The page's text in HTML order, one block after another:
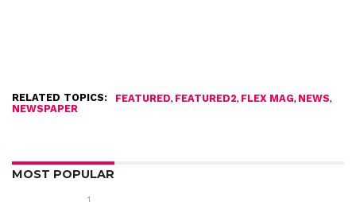
RELATED TOPICS: FEATURED, FEATURED2, FLEX MAG, NEWS,
NEWSPAPER
MOST POPULAR
1